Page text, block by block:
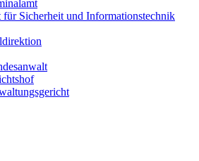
für Sicherheit und Informationstechnik